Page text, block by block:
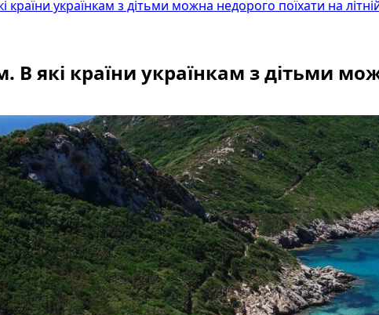
українкам з дітьми можна недорого поїхати на
які країни українкам з дітьми